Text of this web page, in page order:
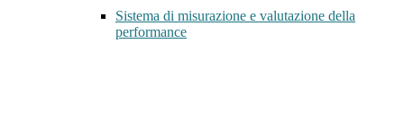
Sistema di misurazione e valutazione della
performance